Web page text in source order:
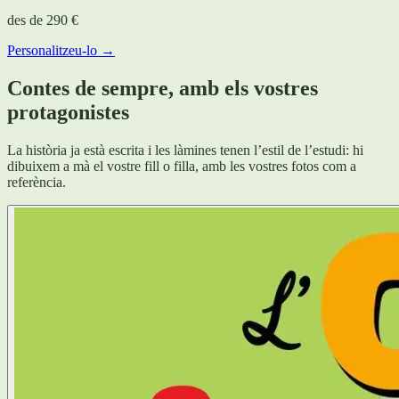
des de 290 €
Personalitzeu-lo →
Contes de sempre, amb els vostres
protagonistes
La història ja està escrita i les làmines tenen l’estil de l’estudi: hi
dibuixem a mà el vostre fill o filla, amb les vostres fotos com a
referència.